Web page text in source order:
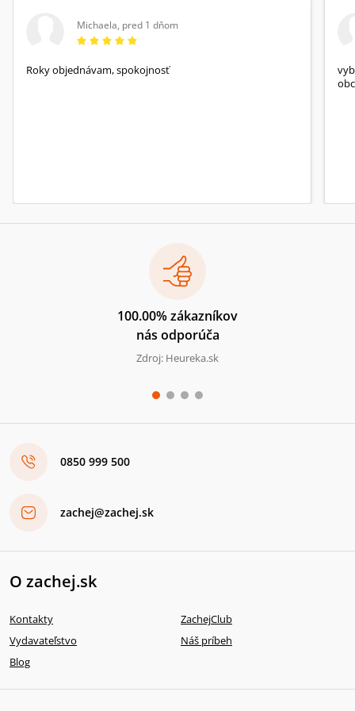
Michaela, pred 1 dňom
Roky objednávam, spokojnosť
100.00% zákazníkov
nás odporúča
Zdroj: Heureka.sk
0850 999 500
zachej@zachej.sk
O zachej.sk
Kontakty
ZachejClub
Vydavateľstvo
Náš príbeh
Blog